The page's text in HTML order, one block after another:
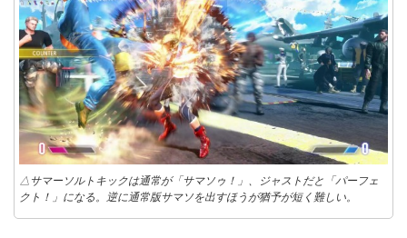
△サマーソルトキックは通常が「サマソゥ！」、ジャストだと「パーフェ
クト！」になる。逆に通常版サマソを出すほうが猶予が短く難しい。